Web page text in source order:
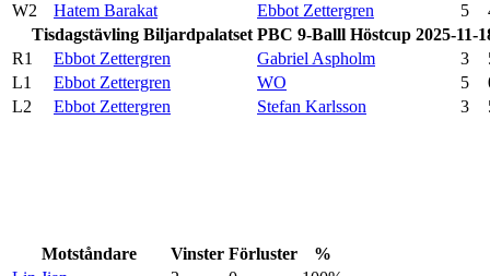
W2
Hatem Barakat Ebbot Zettergren 5
Tisdagstävling Biljardpalatset PBC 9-Balll Höstcup 2025-11-
R1
Ebbot Zettergren Gabriel Aspholm 3
L1
Ebbot Zettergren WO 5
L2
Ebbot Zettergren Stefan Karlsson 3
Motståndare Vinster Förluster
%